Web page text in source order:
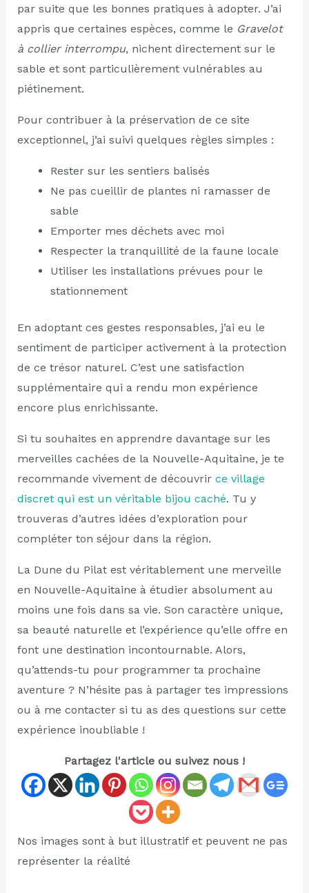
par suite que les bonnes pratiques à adopter. J’ai
appris que certaines espèces, comme le Gravelot
à collier interrompu, nichent directement sur le
sable et sont particulièrement vulnérables au
piétinement.
Pour contribuer à la préservation de ce site
exceptionnel, j’ai suivi quelques règles simples :
Rester sur les sentiers balisés
Ne pas cueillir de plantes ni ramasser de
sable
Emporter mes déchets avec moi
Respecter la tranquillité de la faune locale
Utiliser les installations prévues pour le
stationnement
En adoptant ces gestes responsables, j’ai eu le
sentiment de participer activement à la protection
de ce trésor naturel. C’est une satisfaction
supplémentaire qui a rendu mon expérience
encore plus enrichissante.
Si tu souhaites en apprendre davantage sur les
merveilles cachées de la Nouvelle-Aquitaine, je te
recommande vivement de découvrir ce village
discret qui est un véritable bijou caché. Tu y
trouveras d’autres idées d’exploration pour
compléter ton séjour dans la région.
La Dune du Pilat est véritablement une merveille
en Nouvelle-Aquitaine à étudier absolument au
moins une fois dans sa vie. Son caractère unique,
sa beauté naturelle et l’expérience qu’elle offre en
font une destination incontournable. Alors,
qu’attends-tu pour programmer ta prochaine
aventure ? N’hésite pas à partager tes impressions
ou à me contacter si tu as des questions sur cette
expérience inoubliable !
Partagez l'article ou suivez nous !
Nos images sont à but illustratif et peuvent ne pas
représenter la réalité